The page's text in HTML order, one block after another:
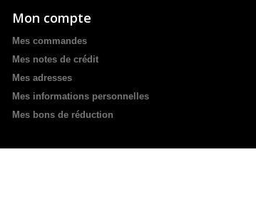
Mon compte
Mes commandes
Mes notes de crédit
Mes adresses
Mes informations personnelles
Mes bons de réduction